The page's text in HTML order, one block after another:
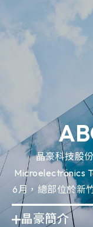
晶豪科技股
Microelectronics
6月，總部位於新
晶豪簡介